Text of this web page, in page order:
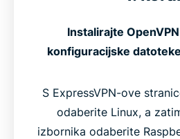
Instalirajte
konfiguracijske
S ExpressVPN-ove
odaberite Linux, a
izbornika odaberite